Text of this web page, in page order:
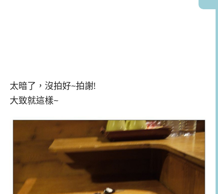
太暗了，沒拍好~拍謝!
大致就這樣~